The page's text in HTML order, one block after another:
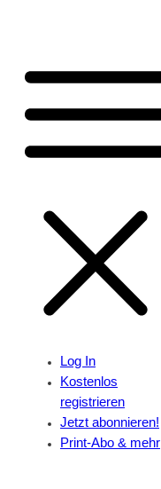
Log In
Kostenlos
registrieren
Jetzt abonnieren!
Print-Abo & mehr